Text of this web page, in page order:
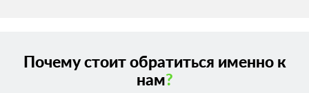
Почему стоит обратиться именно к
нам?